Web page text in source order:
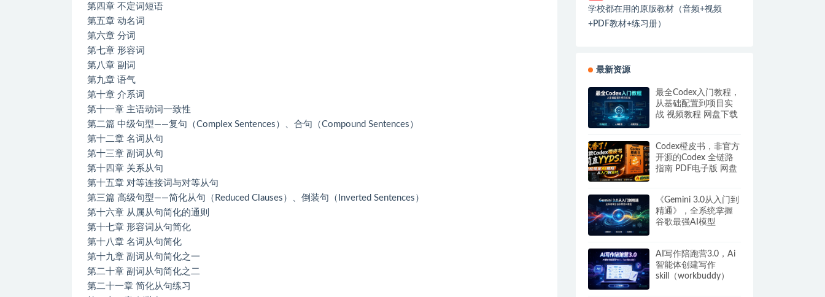
第四章 不定词短语
第五章 动名词
第六章 分词
第七章 形容词
第八章 副词
第九章 语气
第十章 介系词
第十一章 主语动词一致性
第二篇 中级句型――复句（Complex Sentences）、合句（Compound Sentences）
第十二章 名词从句
第十三章 副词从句
第十四章 关系从句
第十五章 对等连接词与对等从句
第三篇 高级句型――简化从句（Reduced Clauses）、倒装句（Inverted Sentences）
第十六章 从属从句简化的通则
第十七章 形容词从句简化
第十八章 名词从句简化
第十九章 副词从句简化之一
第二十章 副词从句简化之二
第二十一章 简化从句练习
学校都在用的原版教材（音频+视频
+PDF教材+练习册）
最新资源
最全Codex入门教程，
从基础配置到项目实
战 视频教程 网盘下载
Codex橙皮书，非官方
开源的Codex 全链路
指南 PDF电子版 网盘
《Gemini 3.0从入门到
精通》，全系统掌握
谷歌最强AI模型
AI写作陪跑营3.0，Ai
智能体创建写作
skill（workbuddy）